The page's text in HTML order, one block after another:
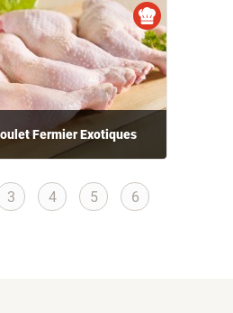
Fermier Exotiques
3 4 5 6